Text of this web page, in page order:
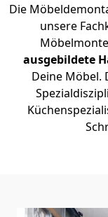
Die
unsere
ausgebildete
Deine Möbel.